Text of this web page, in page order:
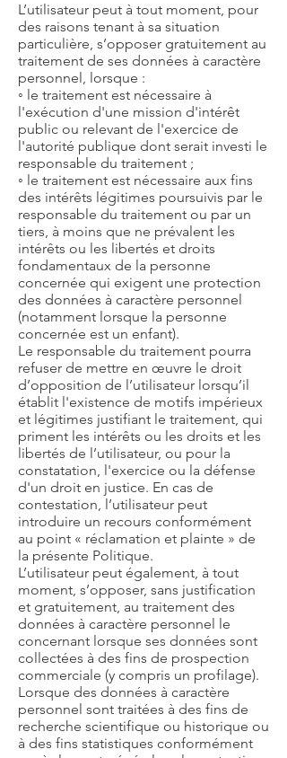
L’utilisateur peut à tout moment, pour
des raisons tenant à sa situation
particulière, s’opposer gratuitement au
traitement de ses données à caractère
personnel, lorsque :
◦ le traitement est nécessaire à
l'exécution d'une mission d'intérêt
public ou relevant de l'exercice de
l'autorité publique dont serait investi le
responsable du traitement ;
◦ le traitement est nécessaire aux fins
des intérêts légitimes poursuivis par le
responsable du traitement ou par un
tiers, à moins que ne prévalent les
intérêts ou les libertés et droits
fondamentaux de la personne
concernée qui exigent une protection
des données à caractère personnel
(notamment lorsque la personne
concernée est un enfant).
Le responsable du traitement pourra
refuser de mettre en œuvre le droit
d’opposition de l’utilisateur lorsqu’il
établit l'existence de motifs impérieux
et légitimes justifiant le traitement, qui
priment les intérêts ou les droits et les
libertés de l’utilisateur, ou pour la
constatation, l'exercice ou la défense
d'un droit en justice. En cas de
contestation, l’utilisateur peut
introduire un recours conformément
au point « réclamation et plainte » de
la présente Politique.
L’utilisateur peut également, à tout
moment, s’opposer, sans justification
et gratuitement, au traitement des
données à caractère personnel le
concernant lorsque ses données sont
collectées à des fins de prospection
commerciale (y compris un profilage).
Lorsque des données à caractère
personnel sont traitées à des fins de
recherche scientifique ou historique ou
à des fins statistiques conformément